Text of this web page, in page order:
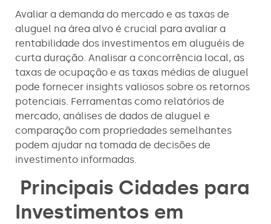
Avaliar a demanda do mercado e as taxas de
aluguel na área alvo é crucial para avaliar a
rentabilidade dos investimentos em aluguéis de
curta duração. Analisar a concorrência local, as
taxas de ocupação e as taxas médias de aluguel
pode fornecer insights valiosos sobre os retornos
potenciais. Ferramentas como relatórios de
mercado, análises de dados de aluguel e
comparação com propriedades semelhantes
podem ajudar na tomada de decisões de
investimento informadas.
Principais Cidades para
Investimentos em